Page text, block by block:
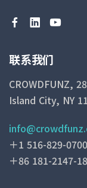
联系我们
CROWDFUNZ,
Island City, NY
＋1 516-829-
＋86 181-2147-